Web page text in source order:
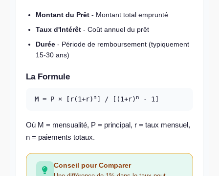
Montant du Prêt - Montant total emprunté
Taux d'Intérêt - Coût annuel du prêt
Durée - Période de remboursement (typiquement
15-30 ans)
La Formule
M = P × [r(1+r) n ] / [(1+r) n - 1]
Où M = mensualité, P = principal, r = taux mensuel,
n = paiements totaux.
Conseil pour Comparer